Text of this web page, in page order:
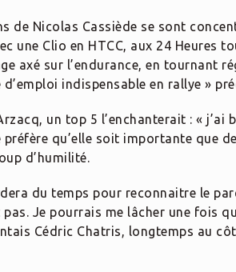
de Nicolas Cassiède se sont
une Clio en HTCC, aux 24 Heures
axé sur l’endurance, en tournant
indispensable en rallye »
un top 5 l’enchanterait : « j’ai
préfère qu’elle soit importante que
d’humilité.
du temps pour reconnaitre le
Je pourrais me lâcher une fois
Cédric Chatris, longtemps au